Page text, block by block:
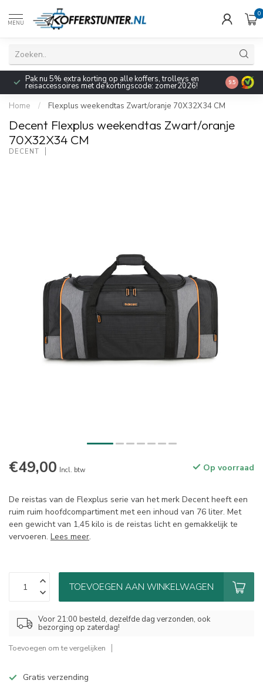
MENU
0
Pak nu 5% extra korting op alle koffers, trolleys en
reisaccessoires met de kortingscode: zomer2026! 9.5
Home / Flexplus weekendtas Zwart/oranje 70X32X34 CM
Decent Flexplus weekendtas Zwart/oranje
70X32X34 CM
DECENT
€49,00 Incl. btw Op voorraad
De reistas van de Flexplus serie van het merk Decent heeft een
ruim ruim hoofdcompartiment met een inhoud van 76 liter. Met
een gewicht van 1,45 kilo is de reistas licht en gemakkelijk te
vervoeren. Lees meer.
TOEVOEGEN AAN WINKELWAGEN
Voor 21:00 besteld, dezelfde dag verzonden, ook
bezorging op zaterdag!
Toevoegen om te vergelijken
Gratis verzending